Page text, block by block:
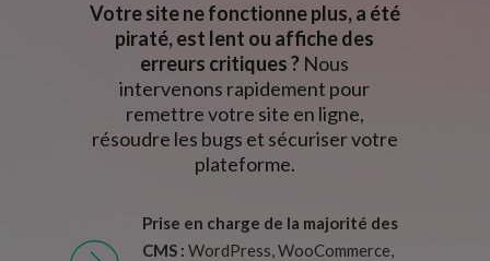
Votre site ne fonctionne plus, a été
piraté, est lent ou affiche des
erreurs critiques ? Nous
intervenons rapidement pour
remettre votre site en ligne,
résoudre les bugs et sécuriser votre
plateforme.
Prise en charge de la majorité des
CMS : WordPress, WooCommerce,